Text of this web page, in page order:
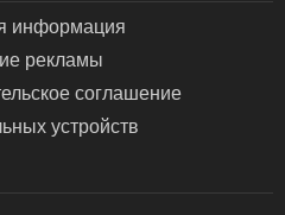
информация
рекламы
соглашение
устройств